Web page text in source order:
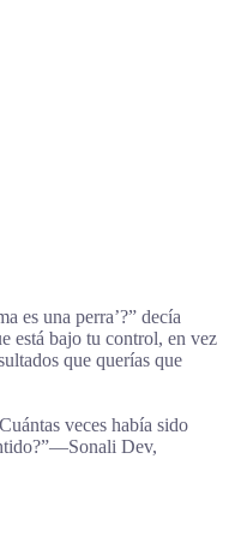
es una perra’?” decía
está bajo tu control, en vez
que querías que
veces había sido
Dev,